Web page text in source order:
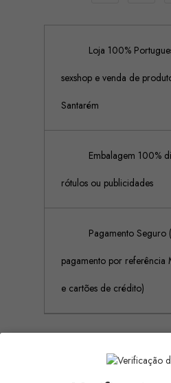
Loja 100%
sexshop e venda de
Santarém
Embalagem 100%
rótulos ou publicidades
Pagamento Seguro
pagamento por referência
e cartões de crédito)